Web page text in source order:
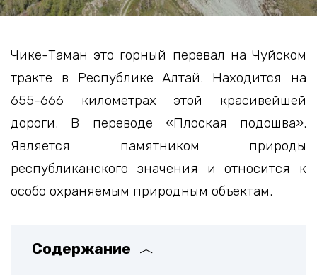
Чике-Таман это горный перевал на Чуйском
тракте в Республике Алтай. Находится на
655-666 километрах этой красивейшей
дороги. В переводе «Плоская подошва».
Является памятником природы
республиканского значения и относится к
особо охраняемым природным объектам.
Содержание